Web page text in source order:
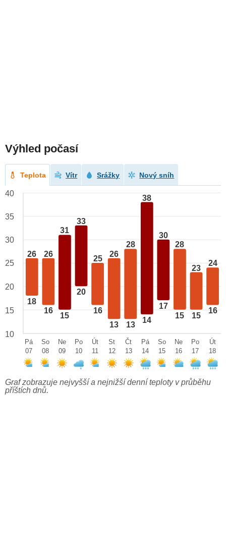
Výhled počasí
Teplota Vítr Srážky Nový sníh
26
18
26
16
31
15
33
20
25
16
26
13
28
13
38
14
30
17
28
15
23
15
24
16
40
35
30
25
20
15
10
Pá
07
So
08
Ne
09
Po
10
Út
11
St
12
Čt
13
Pá
14
So
15
Ne
16
Po
17
Út
18
Graf zobrazuje nejvyšší a nejnižší denní teploty v průběhu
příštích dnů.